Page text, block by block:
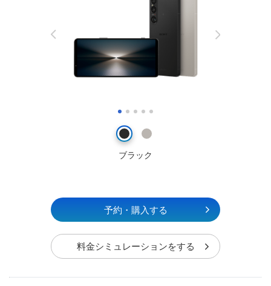
ブラック
予約・購入する
料金シミュレーションをする